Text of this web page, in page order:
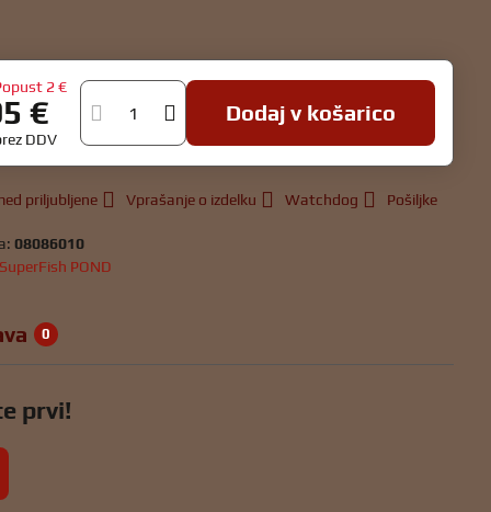
2 €
€
DDV
Dodaj v košarico
priljubljene Vprašanje o izdelku Watchdog Pošiljke
08086010
SuperFish POND
0
prvi!